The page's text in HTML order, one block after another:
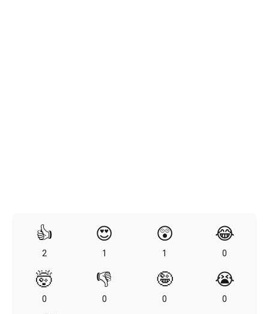
👍
2
😍
1
😲
1
😂
0
🤯
0
👎
0
🤪
0
😭
0